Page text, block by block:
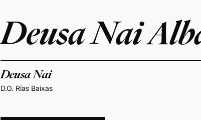
Deusa Nai
Deusa Nai
D.O. Rías Baixas